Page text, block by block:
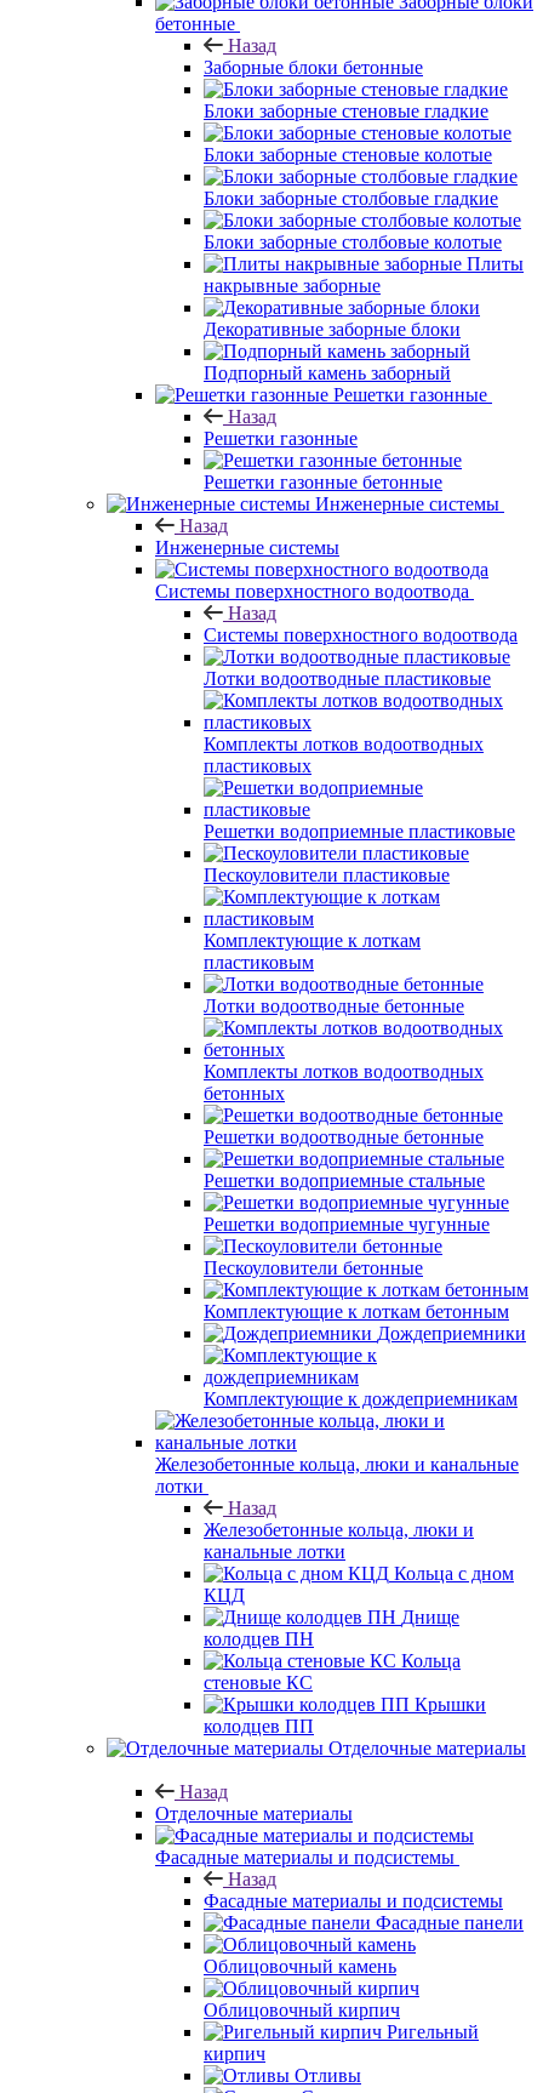
бетонные
Назад
Заборные блоки бетонные
Блоки заборные стеновые гладкие
Блоки заборные стеновые колотые
Блоки заборные столбовые гладкие
Блоки заборные столбовые колотые
Плиты
накрывные заборные
Декоративные заборные блоки
Подпорный камень заборный
Решетки газонные
Назад
Решетки газонные
Решетки газонные бетонные
Инженерные системы
Назад
Инженерные системы
Системы поверхностного водоотвода
Назад
Системы поверхностного водоотвода
Лотки водоотводные пластиковые
Комплекты лотков водоотводных
пластиковых
Решетки водоприемные пластиковые
Пескоуловители пластиковые
Комплектующие к лоткам
пластиковым
Лотки водоотводные бетонные
Комплекты лотков водоотводных
бетонных
Решетки водоотводные бетонные
Решетки водоприемные стальные
Решетки водоприемные чугунные
Пескоуловители бетонные
Комплектующие к лоткам бетонным
Дождеприемники
Комплектующие к дождеприемникам
Железобетонные кольца, люки и канальные
лотки
Назад
Железобетонные кольца, люки и
канальные лотки
Кольца с дном
КЦД
Днище
колодцев ПН
Кольца
стеновые КС
Крышки
колодцев ПП
Отделочные материалы
Назад
Отделочные материалы
Фасадные материалы и подсистемы
Назад
Фасадные материалы и подсистемы
Фасадные панели
Облицовочный камень
Облицовочный кирпич
Ригельный
кирпич
Отливы